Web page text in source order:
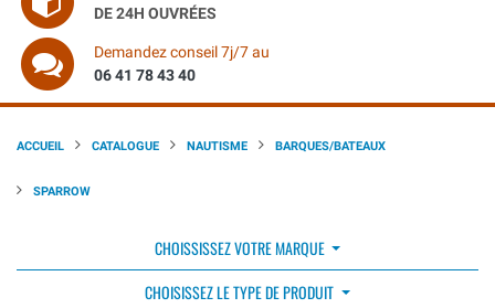
DE 24H OUVRÉES
Demandez conseil 7j/7 au
06 41 78 43 40
ACCUEIL CATALOGUE NAUTISME BARQUES/BATEAUX
SPARROW
CHOISSISSEZ VOTRE MARQUE
CHOISISSEZ LE TYPE DE PRODUIT